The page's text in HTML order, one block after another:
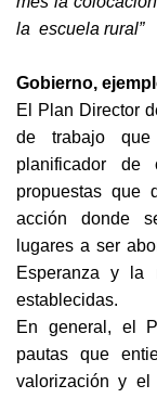
la escuela rural”
Gobierno,
El Plan Director
de trabajo
planificador de
propuestas que
acción donde
lugares a ser
Esperanza y la
establecidas.
En general, el
pautas que
valorización y el